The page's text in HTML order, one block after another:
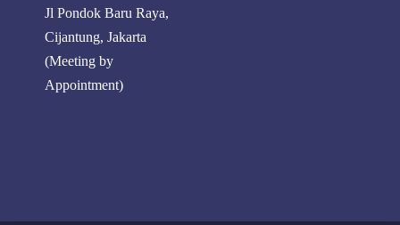
Jl Pondok Baru Raya,
Cijantung, Jakarta
(Meeting by
Appointment)